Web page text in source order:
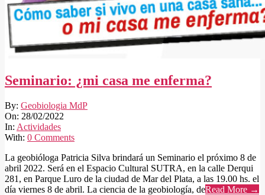
Seminario: ¿mi casa me enferma?
2022-
02-
28
By: Geobiologia MdP
On: 28/02/2022
In: Actividades
With: 0 Comments
La geobióloga Patricia Silva brindará un Seminario el próximo 8 de
abril 2022. Será en el Espacio Cultural SUTRA, en la calle Derqui
281, en Parque Luro de la ciudad de Mar del Plata, a las 19.00 hs. el
día viernes 8 de abril. La ciencia de la geobiología, deRead More →